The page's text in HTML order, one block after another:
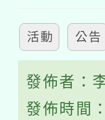
活動 公告
發佈者：
發佈時間